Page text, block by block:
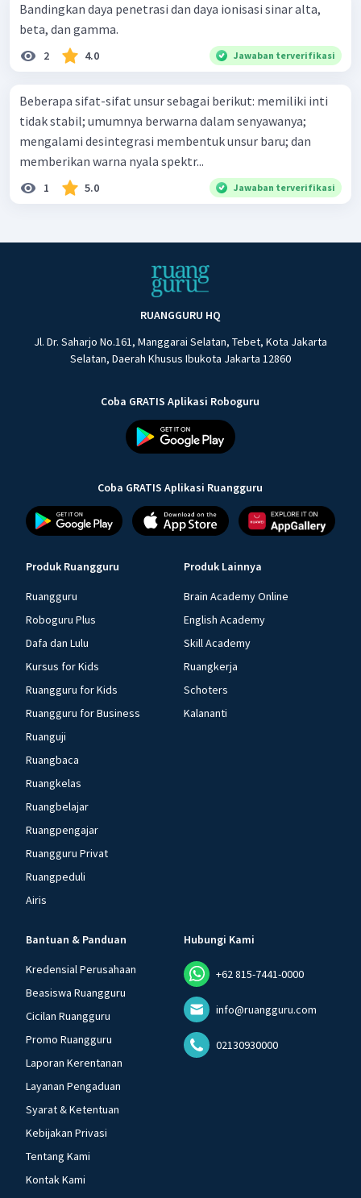
Bandingkan daya penetrasi dan daya ionisasi sinar alta,
beta, dan gamma.
2 4.0 Jawaban terverifikasi
Beberapa sifat-sifat unsur sebagai berikut: memiliki inti
tidak stabil; umumnya berwarna dalam senyawanya;
mengalami desintegrasi membentuk unsur baru; dan
memberikan warna nyala spektr...
1 5.0 Jawaban terverifikasi
RUANGGURU HQ
Jl. Dr. Saharjo No.161, Manggarai Selatan, Tebet, Kota Jakarta
Selatan, Daerah Khusus Ibukota Jakarta 12860
Coba GRATIS Aplikasi Roboguru
Coba GRATIS Aplikasi Ruangguru
Produk Ruangguru
Ruangguru
Roboguru Plus
Dafa dan Lulu
Kursus for Kids
Ruangguru for Kids
Ruangguru for Business
Ruanguji
Ruangbaca
Ruangkelas
Ruangbelajar
Ruangpengajar
Ruangguru Privat
Ruangpeduli
Airis
Produk Lainnya
Brain Academy Online
English Academy
Skill Academy
Ruangkerja
Schoters
Kalananti
Bantuan & Panduan
Kredensial Perusahaan
Beasiswa Ruangguru
Cicilan Ruangguru
Promo Ruangguru
Laporan Kerentanan
Layanan Pengaduan
Syarat & Ketentuan
Kebijakan Privasi
Tentang Kami
Kontak Kami
Hubungi Kami
+62 815-7441-0000
info@ruangguru.com
02130930000